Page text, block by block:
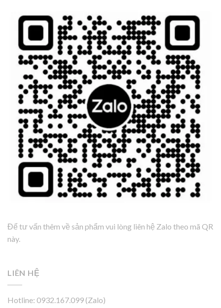
Để tư vấn thêm về sản phẩm vui lòng liên hệ Zalo theo mã QR
này.
LIÊN HỆ
Hotline: 0932.167.099 (Zalo)